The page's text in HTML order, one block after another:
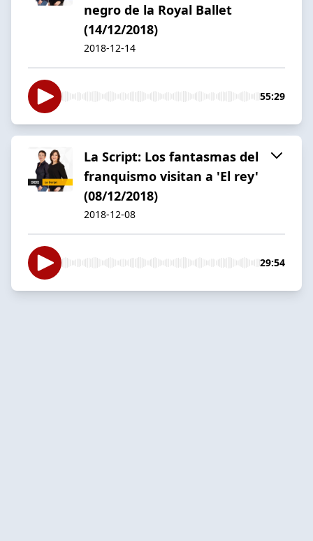
negro de la Royal Ballet
(14/12/2018)
2018-12-14
55:29
La Script: Los fantasmas del
franquismo visitan a 'El rey'
(08/12/2018)
2018-12-08
29:54